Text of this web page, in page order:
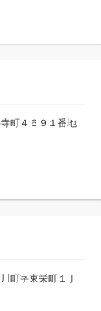
町４６９１番地
町字東栄町１丁